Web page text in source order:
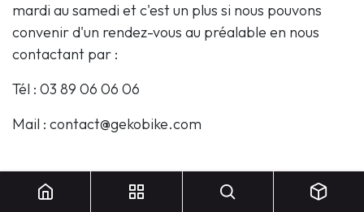
mardi au samedi et c'est un plus si nous pouvons
convenir d'un rendez-vous au préalable en nous
contactant par :
Tél : 03 89 06 06 06
Mail : contact@gekobike.com
Notre site internet est pleinement opérationnel